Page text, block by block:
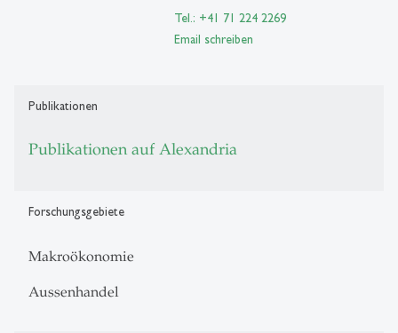
Tel.: +41 71 224 2269
Email schreiben
Publikationen
Publikationen auf Alexandria
Forschungsgebiete
Makroökonomie
Aussenhandel